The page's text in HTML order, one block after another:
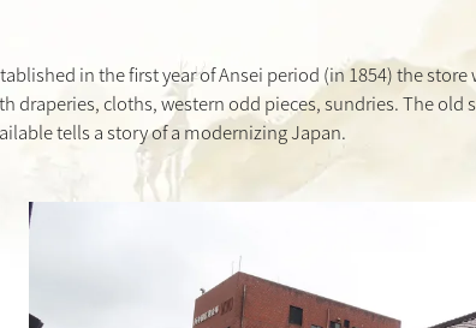
in the first year of Ansei period (in 1854) the
draperies, cloths, western odd pieces, sundries. The old
tells a story of a modernizing Japan.